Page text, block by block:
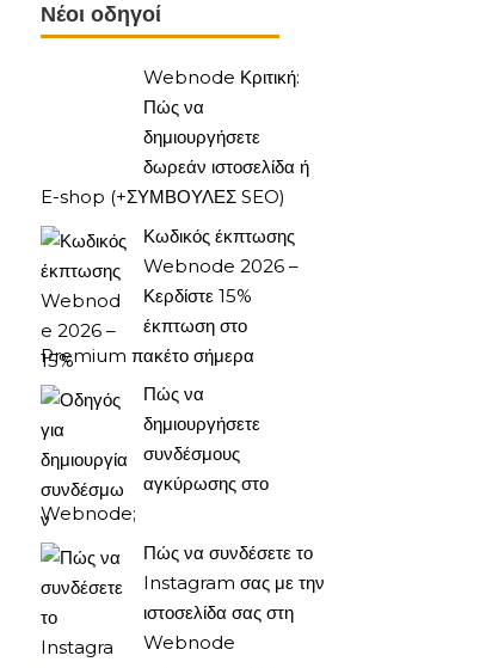
Νέοι οδηγοί
Webnode Κριτική:
Πώς να
δημιουργήσετε
δωρεάν ιστοσελίδα ή
E-shop (+ΣΥΜΒΟΥΛΕΣ SEO)
Κωδικός έκπτωσης
Webnode 2026 –
Κερδίστε 15%
έκπτωση στο
Premium πακέτο σήμερα
Πώς να
δημιουργήσετε
συνδέσμους
αγκύρωσης στο
Webnode;
Πώς να συνδέσετε το
Instagram σας με την
ιστοσελίδα σας στη
Webnode